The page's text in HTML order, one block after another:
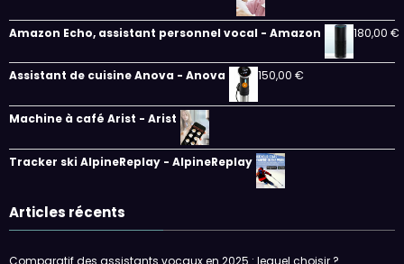
Amazon Echo, assistant personnel vocal - Amazon 180,00 €
Assistant de cuisine Anova - Anova 150,00 €
Machine à café Arist - Arist
Tracker ski AlpineReplay - AlpineReplay
Articles récents
Comparatif des assistants vocaux en 2025 : lequel choisir ?